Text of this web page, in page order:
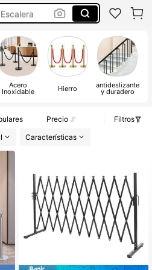
Gatos
Acero
Inoxidable Hierro antideslizante
y duradero
Precio
Filtros
Características